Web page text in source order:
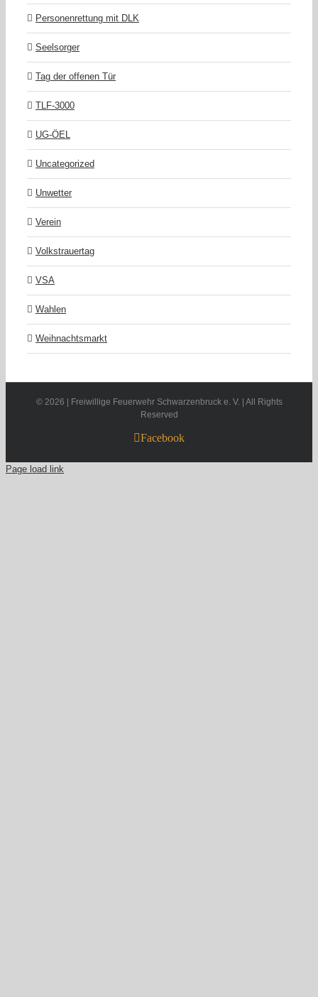
Personenrettung mit DLK
Seelsorger
Tag der offenen Tür
TLF-3000
UG-ÖEL
Uncategorized
Unwetter
Verein
Volkstrauertag
VSA
Wahlen
Weihnachtsmarkt
© 2026 | Freiwillige Feuerwehr Schwarzenbruck e. V. | All Rights
Reserved
Facebook
Page load link